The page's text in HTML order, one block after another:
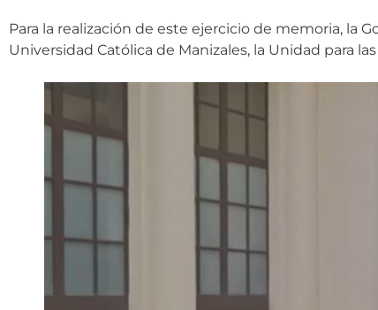
Para la realización de este ejercicio de memoria, la
Universidad Católica de Manizales, la Unidad para